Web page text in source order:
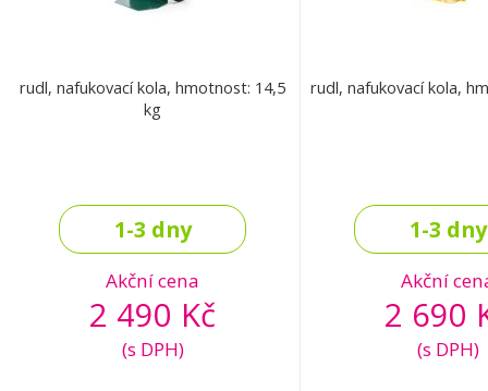
rudl, nafukovací kola, hmotnost: 14,5
kg
1-3 dny
Akční cena
2 490 Kč
(s DPH)
rudl, nafukovací kola,
1-3 dny
Akční
2 690
(s DPH)